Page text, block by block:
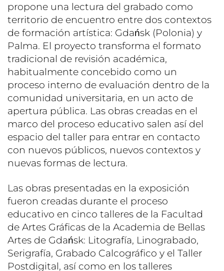
propone una lectura del grabado como
territorio de encuentro entre dos contextos
de formación artística: Gdańsk (Polonia) y
Palma. El proyecto transforma el formato
tradicional de revisión académica,
habitualmente concebido como un
proceso interno de evaluación dentro de la
comunidad universitaria, en un acto de
apertura pública. Las obras creadas en el
marco del proceso educativo salen así del
espacio del taller para entrar en contacto
con nuevos públicos, nuevos contextos y
nuevas formas de lectura.
Las obras presentadas en la exposición
fueron creadas durante el proceso
educativo en cinco talleres de la Facultad
de Artes Gráficas de la Academia de Bellas
Artes de Gdańsk: Litografía, Linograbado,
Serigrafía, Grabado Calcográfico y el Taller
Postdigital, así como en los talleres